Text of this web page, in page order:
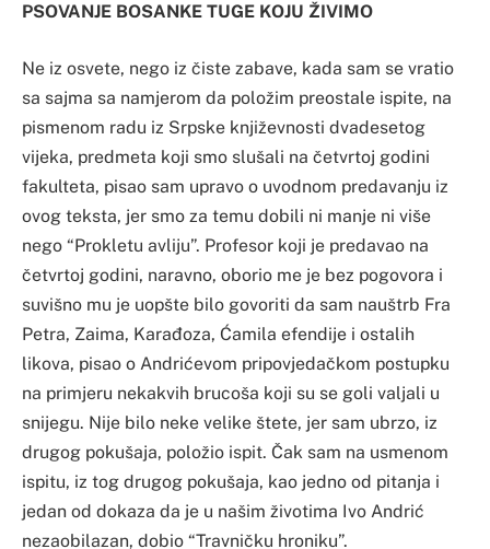
PSOVANJE BOSANKE TUGE KOJU ŽIVIMO
Ne iz osvete, nego iz čiste zabave, kada sam se vratio
sa sajma sa namjerom da položim preostale ispite, na
pismenom radu iz Srpske književnosti dvadesetog
vijeka, predmeta koji smo slušali na četvrtoj godini
fakulteta, pisao sam upravo o uvodnom predavanju iz
ovog teksta, jer smo za temu dobili ni manje ni više
nego “Prokletu avliju”. Profesor koji je predavao na
četvrtoj godini, naravno, oborio me je bez pogovora i
suvišno mu je uopšte bilo govoriti da sam nauštrb Fra
Petra, Zaima, Karađoza, Ćamila efendije i ostalih
likova, pisao o Andrićevom pripovjedačkom postupku
na primjeru nekakvih brucoša koji su se goli valjali u
snijegu. Nije bilo neke velike štete, jer sam ubrzo, iz
drugog pokušaja, položio ispit. Čak sam na usmenom
ispitu, iz tog drugog pokušaja, kao jedno od pitanja i
jedan od dokaza da je u našim životima Ivo Andrić
nezaobilazan, dobio “Travničku hroniku”.